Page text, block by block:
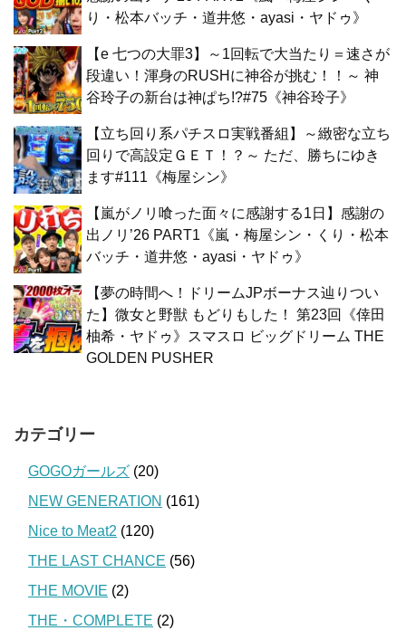
り・松本バッチ・道井悠・ayasi・ヤドゥ》
【e 七つの大罪3】～1回転で大当たり＝速さが
段違い！渾身のRUSHに神谷が挑む！！～ 神
谷玲子の新台は神ぱち!?#75《神谷玲子》
【立ち回り系パチスロ実戦番組】～緻密な立ち
回りで高設定ＧＥＴ！？～ ただ、勝ちにゆき
ます#111《梅屋シン》
【嵐がノリ喰った面々に感謝する1日】感謝の
出ノリ’26 PART1《嵐・梅屋シン・くり・松本
バッチ・道井悠・ayasi・ヤドゥ》
【夢の時間へ！ドリームJPボーナス辿りつい
た】微女と野獣 もどりもした！ 第23回《倖田
柚希・ヤドゥ》スマスロ ビッグドリーム THE
GOLDEN PUSHER
カテゴリー
GOGOガールズ (20)
NEW GENERATION (161)
Nice to Meat2 (120)
THE LAST CHANCE (56)
THE MOVIE (2)
THE・COMPLETE (2)